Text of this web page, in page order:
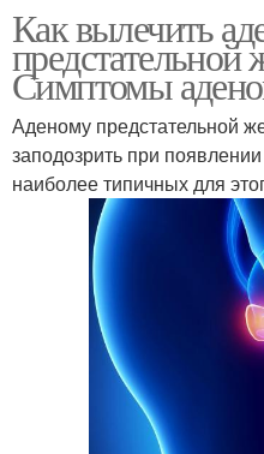
Как вылечить
предстательной
Симптомы
Аденому предстательной
заподозрить при
наиболее типичных для